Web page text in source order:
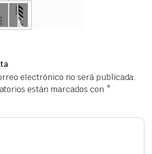
electrónico no será publicada.
están marcados con *